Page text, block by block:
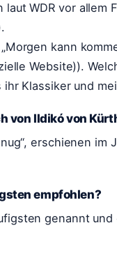
laut WDR vor
kann
Website)).
Klassiker und
von Ildikó von
erschienen
empfohlen?
genannt